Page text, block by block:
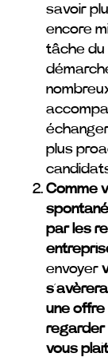
savoir
encore
tâche du
plus
Comme
par les
envoyer
une offre
regarder
vous